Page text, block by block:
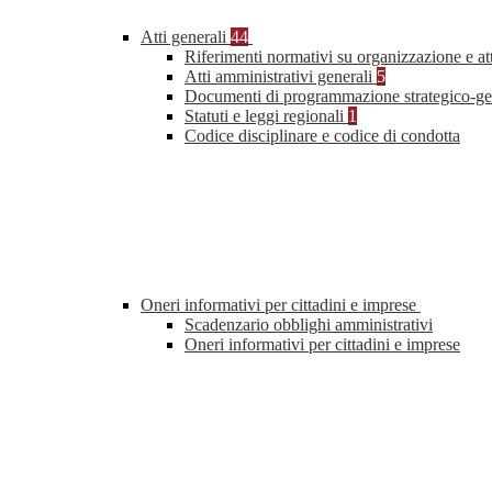
Atti generali 44
Riferimenti normativi su organizzazione e
Atti amministrativi generali 5
Documenti di programmazione strategico-
Statuti e leggi regionali 1
Codice disciplinare e codice di condotta
Oneri informativi per cittadini e imprese
Scadenzario obblighi amministrativi
Oneri informativi per cittadini e imprese